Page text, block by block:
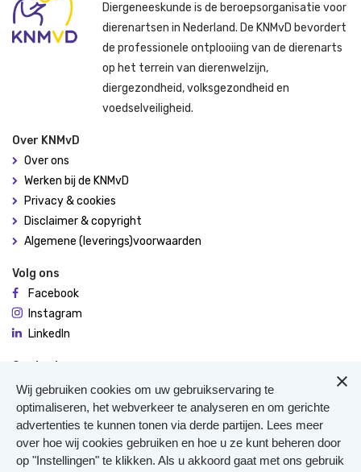
Diergeneeskunde is de beroepsorganisatie voor
dierenartsen in Nederland. De KNMvD bevordert
de professionele ontplooiing van de dierenarts
op het terrein van dierenwelzijn,
diergezondheid, volksgezondheid en
voedselveiligheid.
Over KNMvD
Over ons
Werken bij de KNMvD
Privacy & cookies
Disclaimer & copyright
Algemene (leverings)voorwaarden
Volg ons
Facebook
Instagram
LinkedIn
Contact
De Molen 94
3995 AX Houten
0306348900
Meer contact
Veterinair Vangnet
Wij gebruiken cookies om uw gebruikservaring te
optimaliseren, het webverkeer te analyseren en om gerichte
advertenties te kunnen tonen via derde partijen. Lees meer
over hoe wij cookies gebruiken en hoe u ze kunt beheren door
op "Instellingen" te klikken. Als u akkoord gaat met ons gebruik